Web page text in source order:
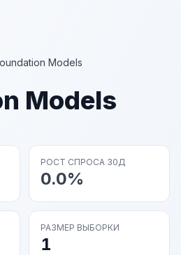
Models
Models
РОСТ СПРОСА 30Д
0.0%
РАЗМЕР ВЫБОРКИ
1